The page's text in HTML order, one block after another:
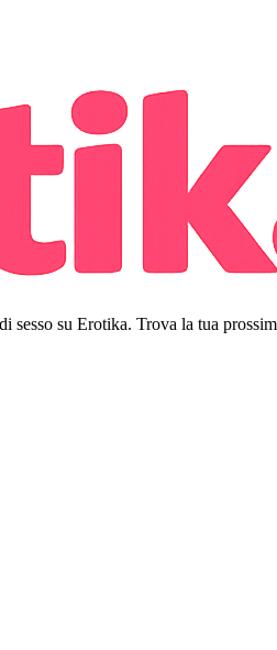
sesso su Erotika. Trova la tua